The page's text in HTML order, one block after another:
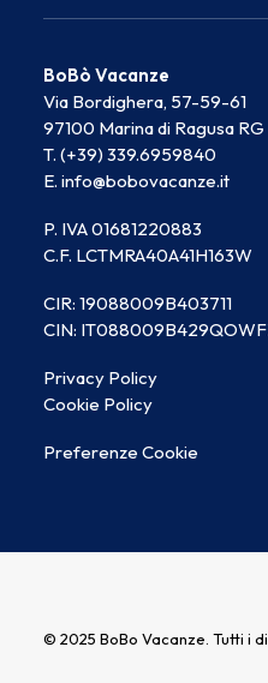
BoBò Vacanze
Via Bordighera, 57-59-61
97100 Marina di Ragusa RG
T. (+39) 339.6959840
E. info@bobovacanze.it
P. IVA 01681220883
C.F. LCTMRA40A41H163W
CIR: 19088009B403711
CIN:
Privacy Policy
Cookie Policy
Preferenze Cookie
© 2025 BoBo Vacanze. Tutti i